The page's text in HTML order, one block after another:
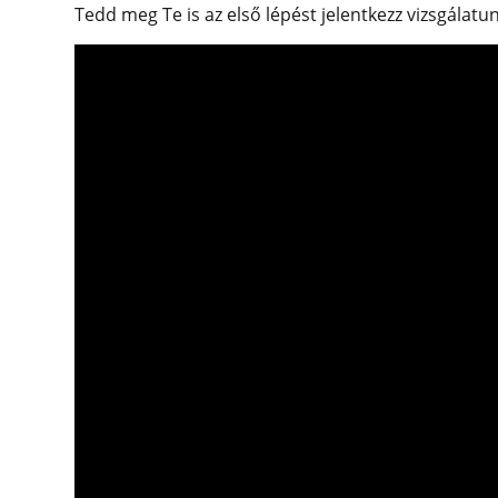
Tedd meg Te is az első lépést jelentkezz